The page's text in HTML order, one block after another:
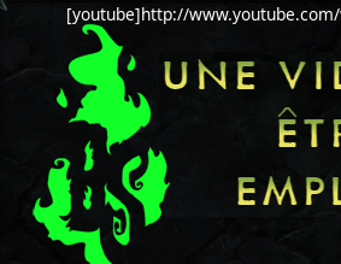
[youtube]http://